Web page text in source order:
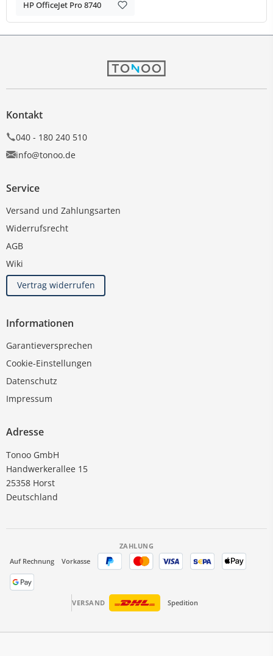
HP OfficeJet Pro 8740
Kontakt
040 - 180 240 510
info@tonoo.de
Service
Versand und Zahlungsarten
Widerrufsrecht
AGB
Wiki
Vertrag widerrufen
Informationen
Garantieversprechen
Cookie-Einstellungen
Datenschutz
Impressum
Adresse
Tonoo GmbH
Handwerkerallee 15
25358 Horst
Deutschland
ZAHLUNG
Auf Rechnung
Vorkasse
VERSAND Spedition